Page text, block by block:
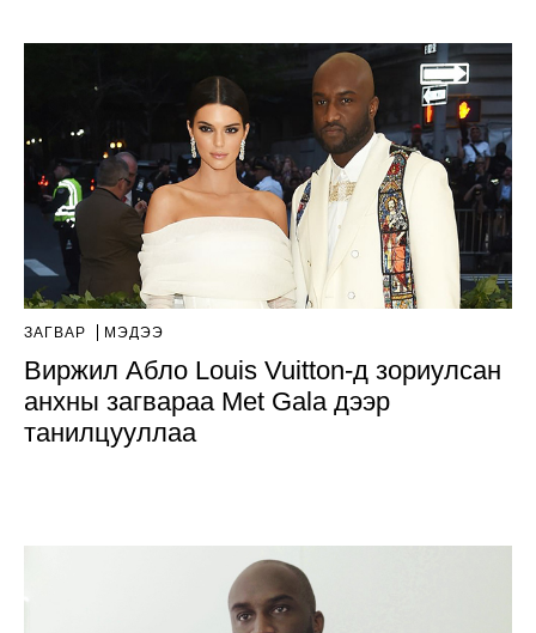
ЗАГВАР МЭДЭЭ
Виржил Абло Louis Vuitton-д зориулсан
анхны загвараа Met Gala дээр
танилцууллаа